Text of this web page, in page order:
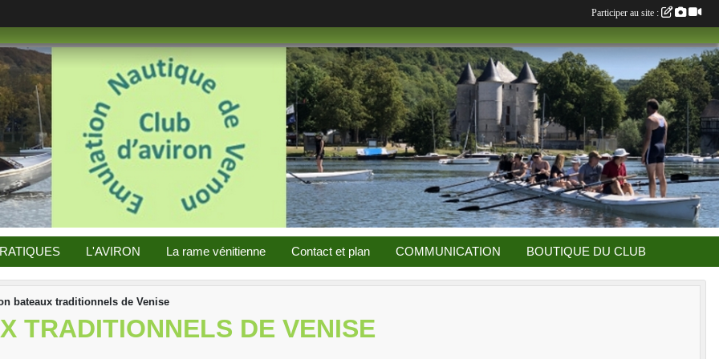
L'AVIRON La rame vénitienne Contact et plan COMMUNICATION BOUTIQUE DU CLUB
bateaux traditionnels de Venise
TRADITIONNELS DE VENISE
Participer au site :